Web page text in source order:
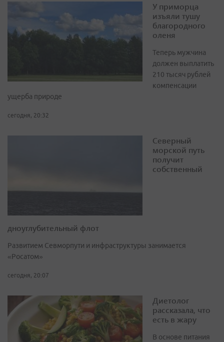
У приморца
изъяли тушу
благородного
оленя
Теперь мужчина
должен выплатить
210 тысяч рублей
компенсации
ущерба природе
сегодня, 20:32
Северный
морской путь
получит
собственный
дноуглубительный флот
Развитием Севморпути и инфраструктуры занимается
«Росатом»
сегодня, 20:07
Диетолог
рассказала, что
есть в жару
В основе питания